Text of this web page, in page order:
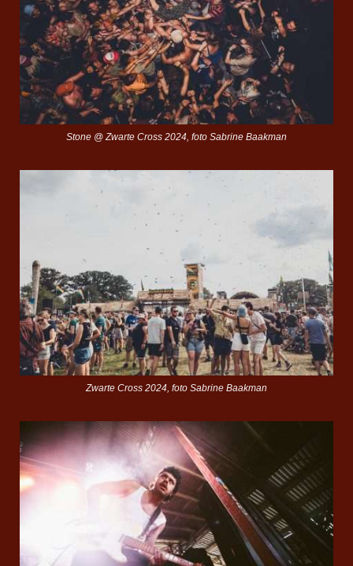
Stone @ Zwarte Cross 2024, foto Sabrine Baakman
Zwarte Cross 2024, foto Sabrine Baakman